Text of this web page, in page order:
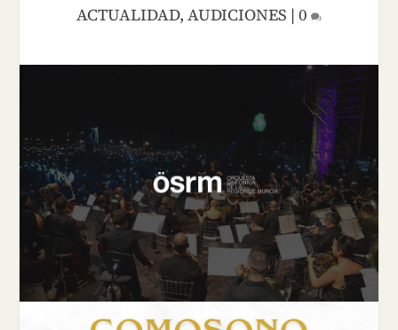
ACTUALIDAD, AUDICIONES | 0